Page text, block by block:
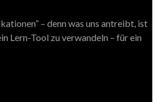
– denn was uns antreibt, ist
Lern-Tool zu verwandeln – für ein